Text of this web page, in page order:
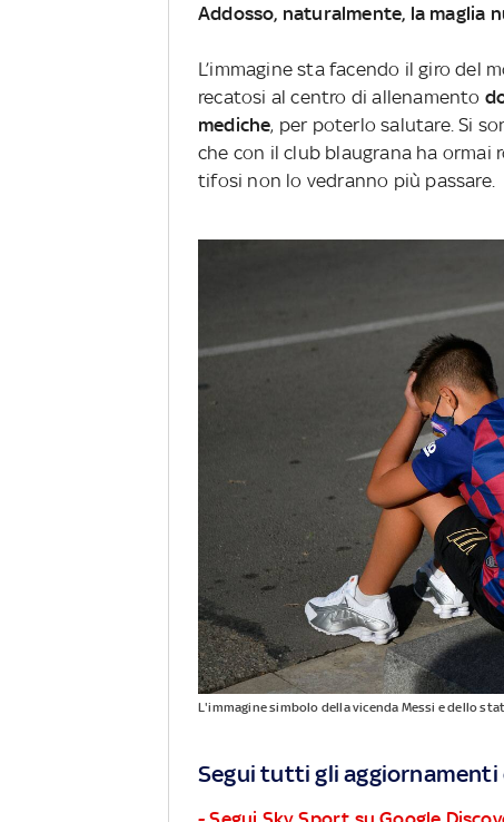
Addosso, naturalmente, la maglia
L’immagine sta facendo il giro del
recatosi al centro di allenamento
mediche, per poterlo salutare. Si
che con il club blaugrana ha ormai
tifosi non lo vedranno più passare.
L'immagine simbolo della vicenda Messi e dello
Segui tutti gli aggiornamenti